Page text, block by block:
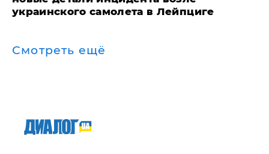
украинского самолета в Лейпциге
Смотреть ещё